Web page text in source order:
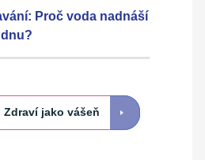
Proč voda nadnáší
Zdraví jako vášeň